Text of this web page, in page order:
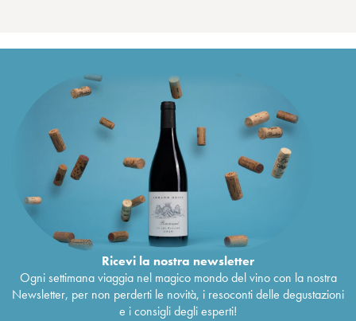
Ricevi la nostra newsletter
Ogni settimana viaggia nel magico mondo del vino con la nostra
Newsletter, per non perderti le novità, i resoconti delle degustazioni
e i consigli degli esperti!